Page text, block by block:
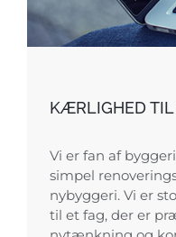
KÆRLIGHED TIL
Vi er fan af
simpel
nybyggeri. Vi er
til et fag, der er